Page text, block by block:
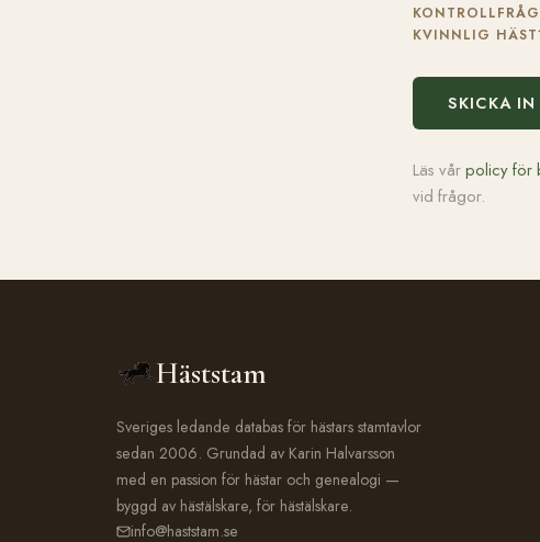
KVINNLIG
SKICKA IN
Läs vårpolicy för
vid frågor.
Häststam
Sveriges ledande databas för hästars stamtavlor
sedan 2006. Grundad av Karin Halvarsson
med en passion för hästar och genealogi —
byggd av hästälskare, för hästälskare.
info@haststam.se